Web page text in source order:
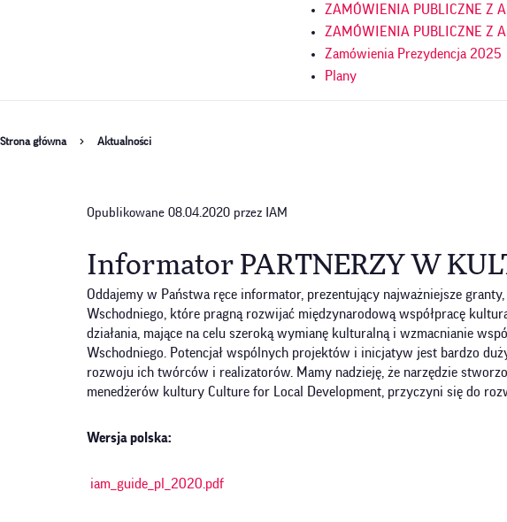
ZAMÓWIENIA PUBLICZNE Z
ZAMÓWIENIA PUBLICZNE Z
Zamówienia Prezydencja 2025
Plany
Ścieżka
Strona główna Aktualności
Opublikowane 08.04.2020 przez IAM
Informator PARTNERZY W
Oddajemy w Państwa ręce informator, prezentujący najważniejsze
Wschodniego, które pragną rozwijać międzynarodową współpracę
działania, mające na celu szeroką wymianę kulturalną i wzmacnianie
Wschodniego. Potencjał wspólnych projektów i inicjatyw jest bardzo
rozwoju ich twórców i realizatorów. Mamy nadzieję, że narzędzie
menedżerów kultury Culture for Local Development, przyczyni się do
Wersja polska:
iam_guide_pl_2020.pdf